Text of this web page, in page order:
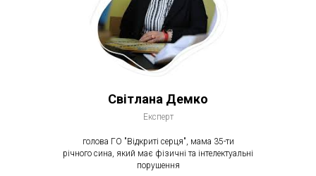
Світлана Демко
Експерт
голова ГО "Відкриті серця", мама 35-ти
річного сина, який має фізичні та інтелектуальні
порушення